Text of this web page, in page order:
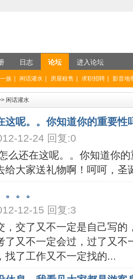
日志 论坛 进入论坛
族 闲话灌水 房屋租售 求职招聘 影音地
闲话灌水
这呢。。你知道你的重要性
12-24 回复:0
么还在这呢。。你知道你
给大家送礼物啊！呵呵，圣
。。
12-15 回复:3
，交了又不一定是自己写的
了又不一定会过，过了又不
找了工作又不一定找的...